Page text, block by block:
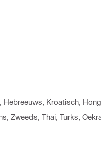
Hebreeuws, Kroatisch,
Zweeds, Thai, Turks,